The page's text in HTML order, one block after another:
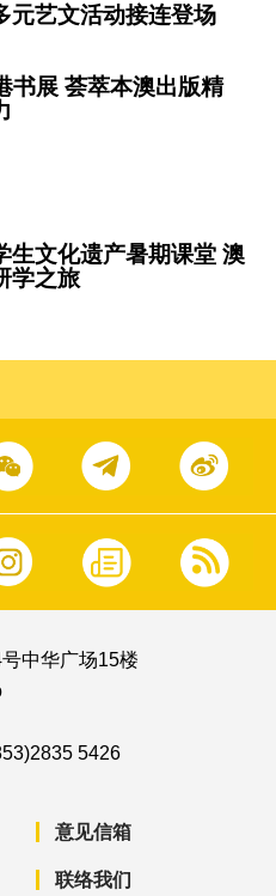
元艺文活动接连登场
书展 荟萃本澳出版精
生文化遗产暑期课堂 澳
学之旅
中华广场15楼
5426
意见信箱
联络我们